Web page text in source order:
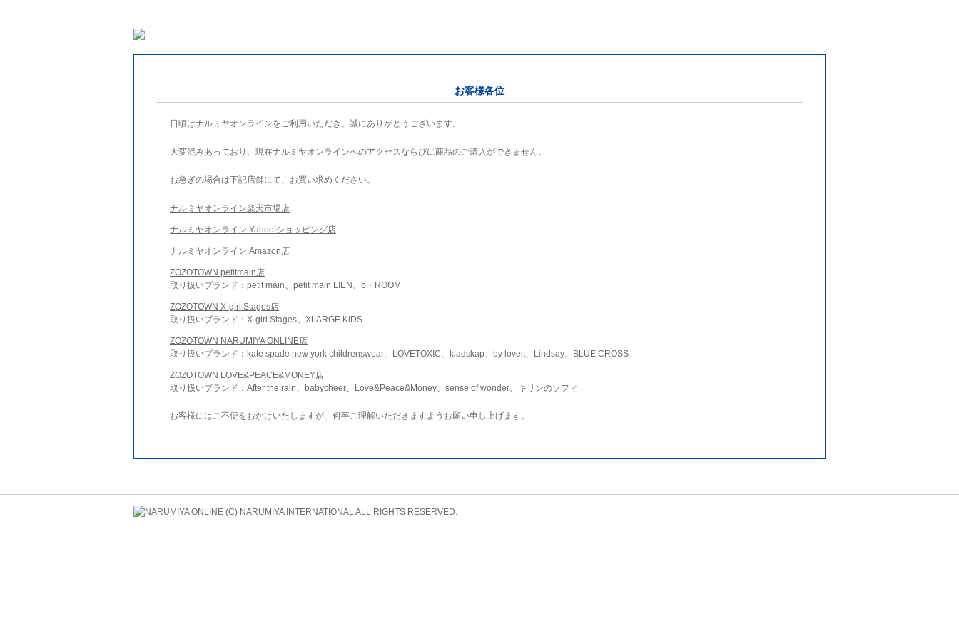
お客様各位
日頃はナルミヤオンラインをご利用いただき、誠にありがとうございます。
大変混みあっており、現在ナルミヤオンラインへのアクセスならびに商品のご購入ができません。
お急ぎの場合は下記店舗にて、お買い求めください。
ナルミヤオンライン楽天市場店
ナルミヤオンライン Yahoo!ショッピング店
ナルミヤオンライン Amazon店
ZOZOTOWN petitmain店
取り扱いブランド：petit main、petit main LIEN、b・ROOM
ZOZOTOWN X-girl Stages店
取り扱いブランド：X-girl Stages、XLARGE KIDS
ZOZOTOWN NARUMIYA ONLINE店
取り扱いブランド：kate spade new york childrenswear、LOVETOXIC、kladskap、by loveit、Lindsay、BLUE CROSS
ZOZOTOWN LOVE&PEACE&MONEY店
取り扱いブランド：After the rain、babycheer、Love&Peace&Money、sense of wonder、キリンのソフィ
お客様にはご不便をおかけいたしますが、何卒ご理解いただきますようお願い申し上げます。